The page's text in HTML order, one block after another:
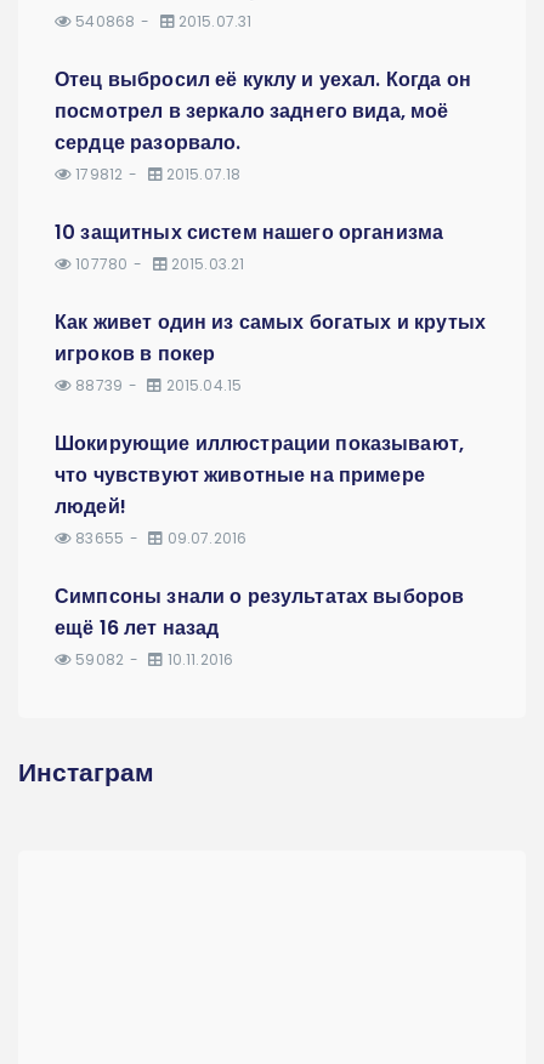
540868 2015.07.31
Отец выбросил её куклу и уехал. Когда он
посмотрел в зеркало заднего вида, моё
сердце разорвало.
179812 2015.07.18
10 защитных систем нашего организма
107780 2015.03.21
Как живет один из самых богатых и крутых
игроков в покер
88739 2015.04.15
Шокирующие иллюстрации показывают,
что чувствуют животные на примере
людей!
83655 09.07.2016
Симпсоны знали о результатах выборов
ещё 16 лет назад
59082 10.11.2016
Инстаграм